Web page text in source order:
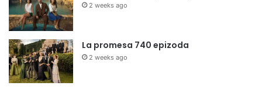
2 weeks ago
La promesa 740 epizoda
2 weeks ago